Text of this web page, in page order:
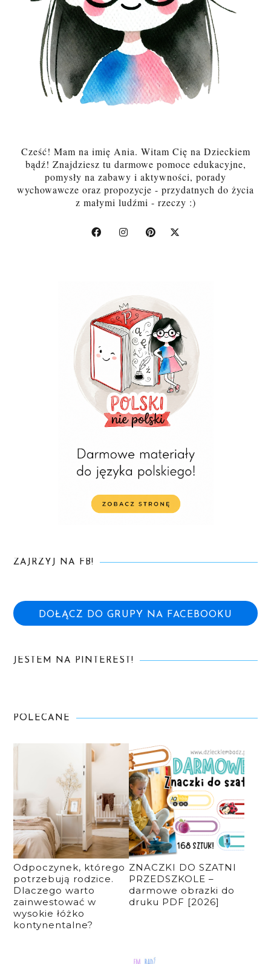
Cześć! Mam na imię Ania. Witam Cię na Dzieckiem
bądź! Znajdziesz tu darmowe pomoce edukacyjne,
pomysły na zabawy i aktywności, porady
wychowawcze oraz propozycje - przydatnych do życia
z małymi ludźmi - rzeczy :)
ZAJRZYJ NA FB!
DOŁĄCZ DO GRUPY NA FACEBOOKU
JESTEM NA PINTEREST!
POLECANE
Odpoczynek, którego
potrzebują rodzice.
Dlaczego warto
zainwestować w
wysokie łóżko
kontynentalne?
ZNACZKI DO SZATNI
PRZEDSZKOLE –
darmowe obrazki do
druku PDF [2026]